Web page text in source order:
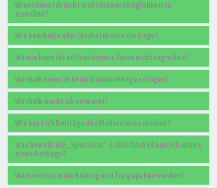
Wieso kann ich nicht mehr Antwortmöglichkeiten
erstellen?
Wie bearbeite oder lösche ich eine Umfrage?
Warum kann ich auf bestimmte Foren nicht zugreifen?
Weshalb kann ich keine Dateianhänge anfügen?
Weshalb wurde ich verwarnt?
Wie kann ich Beiträge den Moderatoren melden?
Was bewirkt die „Speichern“-Schaltfläche beim Schreiben
eines Beitrags?
Warum muss mein Beitrag erst freigegeben werden?